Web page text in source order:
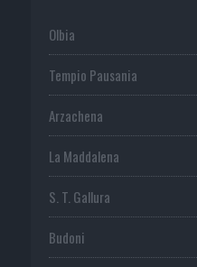
Olbia
Tempio Pausania
Arzachena
La Maddalena
S. T. Gallura
Budoni